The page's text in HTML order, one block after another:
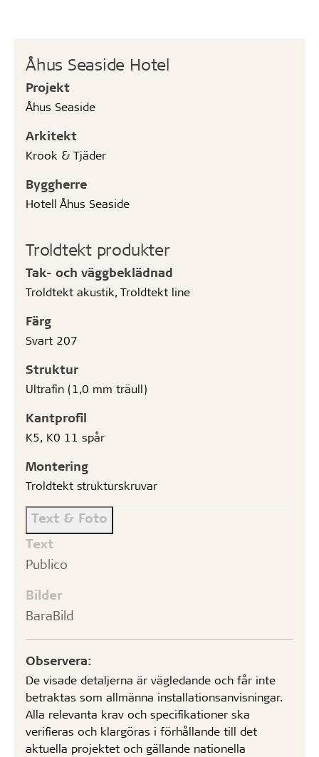
Åhus Seaside Hotel
Projekt
Åhus Seaside
Arkitekt
Krook & Tjäder
Byggherre
Hotell Åhus Seaside
Troldtekt produkter
Tak- och väggbeklädnad
Troldtekt akustik, Troldtekt line
Färg
Svart 207
Struktur
Ultrafin (1,0 mm träull)
Kantprofil
K5, K0 11 spår
Montering
Troldtekt strukturskruvar
Text & Foto
Text
Publico
Bilder
BaraBild
Observera:
De visade detaljerna är vägledande och får inte
betraktas som allmänna installationsanvisningar.
Alla relevanta krav och specifikationer ska
verifieras och klargöras i förhållande till det
aktuella projektet och gällande nationella